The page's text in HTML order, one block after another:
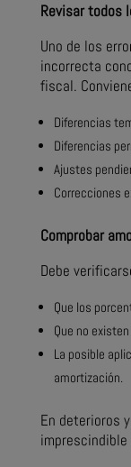
Revisar todos
Uno de los
incorrecta
fiscal.
Diferencias
Diferencias
Ajustes
Correcciones
Comprobar
Debe
Que los
Que no
La posible
amortización.
En deterioros
imprescindible